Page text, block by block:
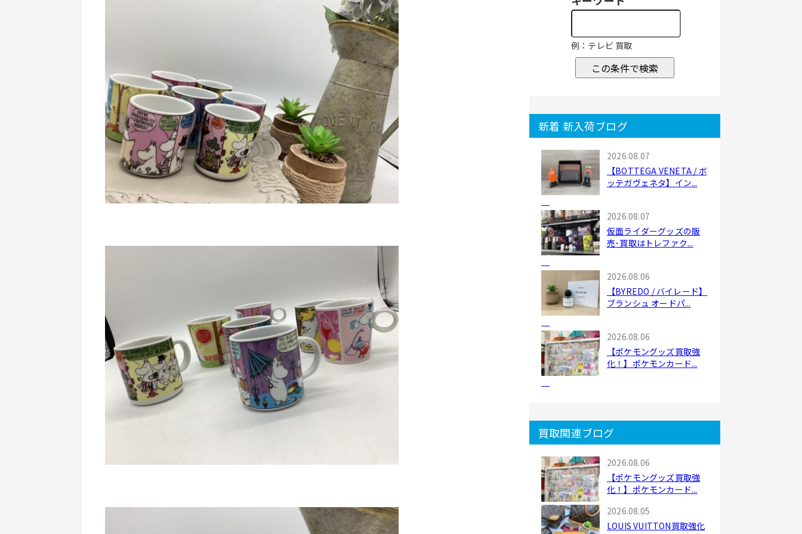
例：テレビ 買取
この条件で検索
新着 新入荷ブログ
2026.08.07
【BOTTEGA VENETA / ボ
ッテガヴェネタ】イン...
2026.08.07
仮面ライダーグッズの販
売･買取はトレファク...
2026.08.06
【BYREDO / バイレード】
ブランシュ オードパ...
2026.08.06
【ポケモングッズ買取強
化！】ポケモンカード...
買取関連ブログ
2026.08.06
【ポケモングッズ買取強
化！】ポケモンカード...
2026.08.05
LOUIS VUITTON買取強化